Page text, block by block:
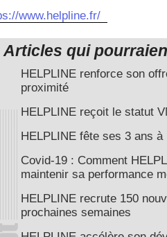
www.helpline.fr/
Articles qui
HELPLINE renforce son
proximité
HELPLINE reçoit le statut
HELPLINE fête ses 3 ans à
Covid-19 : Comment
maintenir sa performance
HELPLINE recrute 150
prochaines semaines